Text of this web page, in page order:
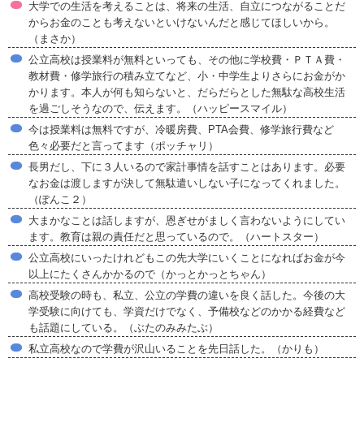
大学での生活を考えることは、将来の生活、自立につながることだ
からお金のことも考えないといけないんだと感じてほしいから。
（まさか）
公立高校は授業料が無料といっても、その他に学校費・ＰＴＡ費・
教材費・修学旅行の積み立てなど、小・中学生よりさらにお金がか
かります。本人が何も知らないと、だらだらとした無駄な高校生活
を過ごしそうなので、伝えます。（ハッピースマイル）
今は授業料は無料ですが、冷暖房費、PTA会費、修学旅行費など
色々必要だと言ってます（ポッチャリ）
長男だし、下に３人いるので家計事情を話すことはあります。必要
なお金は渡しますが決して無駄遣いしない子になってくれました。
（ぽんこ２）
大まかなことは話しますが、恩ぎせがましく言わないようにしてい
ます。教育は親の責任だと思っているので。（ハートスター）
公立高校にいったけれどもこの先大学にいくことになればお金が今
以上にたくさんかかるので（かっとかっとちゃん）
高校受験の時も、私立、公立の学費の違いを良く話した。今後の大
学受験に向けても、学資だけでなく、予備校などのかかる経費など
も話題にしている。（ぶたのみみたぶ）
私立高校なので学費が沢山いることを先日話した。（かりも）